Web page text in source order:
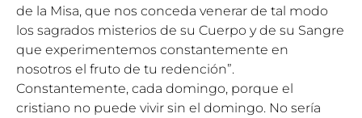
de la Misa, que nos conceda venerar de tal modo
los sagrados misterios de su Cuerpo y de su Sangre
que experimentemos constantemente en
nosotros el fruto de tu redención”.
Constantemente, cada domingo, porque el
cristiano no puede vivir sin el domingo. No sería